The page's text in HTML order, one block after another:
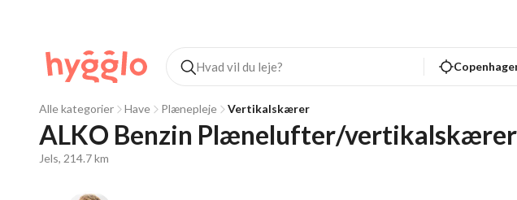
Alle kategorier Have Plænepleje Vertikalskærer
ALKO Benzin Plænelufter/vertikalskærer
Jels, 214.7 km